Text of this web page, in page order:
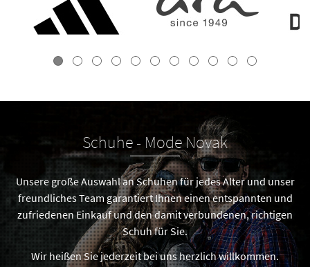
Schuhe - Mode Novak
Unsere große Auswahl an Schuhen für jedes Alter und unser
freundliches Team garantiert Ihnen einen entspannten und
zufriedenen Einkauf und den damit verbundenen, richtigen
Schuh für Sie.
Wir heißen Sie jederzeit bei uns herzlich willkommen.